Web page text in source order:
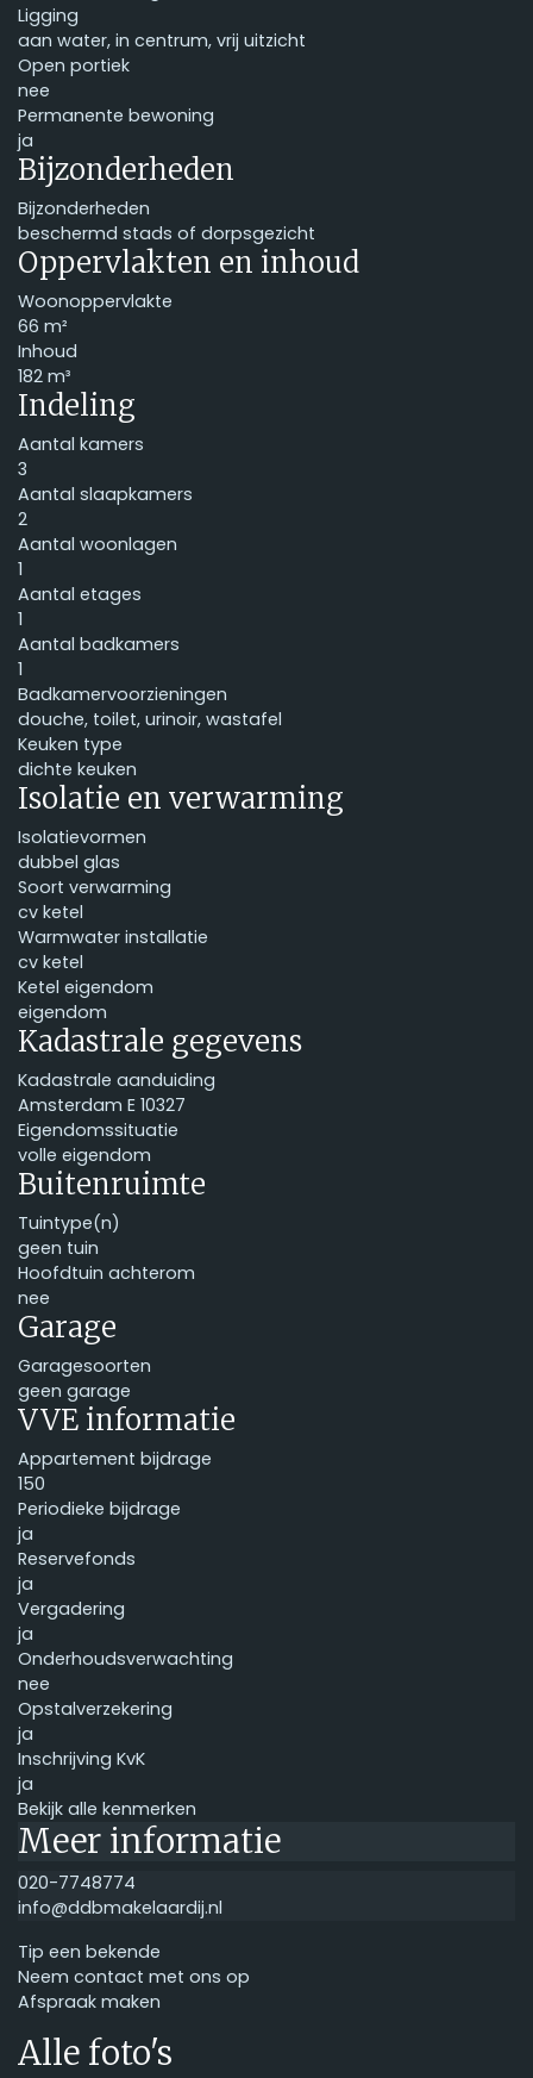
Ligging
aan water, in centrum, vrij uitzicht
Open portiek
nee
Permanente bewoning
ja
Bijzonderheden
Bijzonderheden
beschermd stads of dorpsgezicht
Oppervlakten en inhoud
Woonoppervlakte
66 m²
Inhoud
182 m³
Indeling
Aantal kamers
3
Aantal slaapkamers
2
Aantal woonlagen
1
Aantal etages
1
Aantal badkamers
1
Badkamervoorzieningen
douche, toilet, urinoir, wastafel
Keuken type
dichte keuken
Isolatie en verwarming
Isolatievormen
dubbel glas
Soort verwarming
cv ketel
Warmwater installatie
cv ketel
Ketel eigendom
eigendom
Kadastrale gegevens
Kadastrale aanduiding
Amsterdam E 10327
Eigendomssituatie
volle eigendom
Buitenruimte
Tuintype(n)
geen tuin
Hoofdtuin achterom
nee
Garage
Garagesoorten
geen garage
VVE informatie
Appartement bijdrage
150
Periodieke bijdrage
ja
Reservefonds
ja
Vergadering
ja
Onderhoudsverwachting
nee
Opstalverzekering
ja
Inschrijving KvK
ja
Bekijk alle kenmerken
Meer informatie
020-7748774
info@ddbmakelaardij.nl
Tip een bekende
Neem contact met ons op
Afspraak maken
Alle foto's